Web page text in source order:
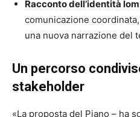
Racconto dell’identità
comunicazione
una nuova narrazione del
Un percorso
stakeholder
«La proposta del Piano – ha